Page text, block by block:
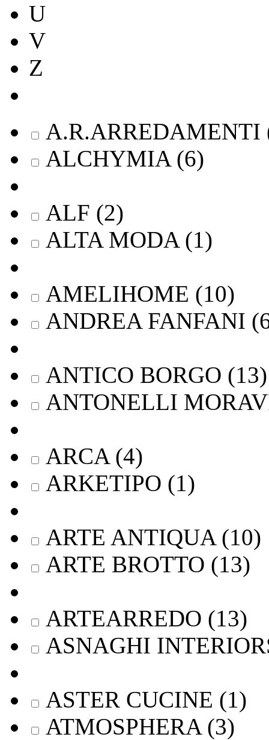
U
V
Z
A.R.ARREDAMENTI
ALCHYMIA (6)
ALF (2)
ALTA MODA (1)
AMELIHOME (10)
ANDREA FANFANI (
ANTICO BORGO (13)
ANTONELLI
ARCA (4)
ARKETIPO (1)
ARTE ANTIQUA (10)
ARTE BROTTO (13)
ARTEARREDO (13)
ASNAGHI
ASTER CUCINE (1)
ATMOSPHERA (3)